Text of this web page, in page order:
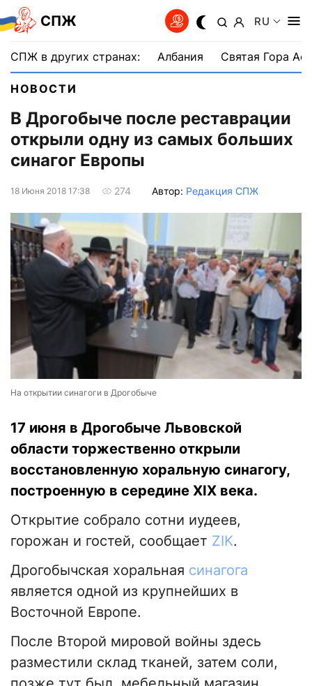
СПЖ RU
СПЖ в других странах: Албания Святая Гора
НОВОСТИ
В Дрогобыче после реставрации
открыли одну из самых больших
синагог Европы
18 Июня 2018 17:38 274 Автор: Редакция СПЖ
На открытии синагоги в Дрогобыче
17 июня в Дрогобыче Львовской
области торжественно открыли
восстановленную хоральную синагогу,
построенную в середине XIX века.
Открытие собрало сотни иудеев,
горожан и гостей, сообщает ZIK.
Дрогобычская хоральная синагога
является одной из крупнейших в
Восточной Европе.
После Второй мировой войны здесь
разместили склад тканей, затем соли,